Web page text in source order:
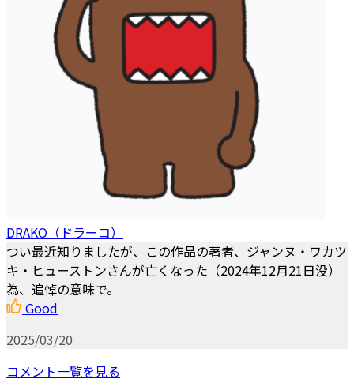
DRAKO（ドラーコ）
つい最近知りましたが、この作品の著者、ジャンヌ・ワカツ
キ・ヒューストンさんが亡くなった（2024年12月21日没）
為、追悼の意味で。
Good
2025/03/20
コメント一覧を見る